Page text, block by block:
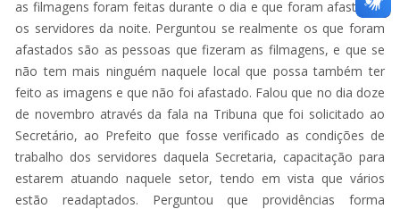
as filmagens foram feitas durante o dia e que foram afastados
os servidores da noite. Perguntou se realmente os que foram
afastados são as pessoas que fizeram as filmagens, e que se
não tem mais ninguém naquele local que possa também ter
feito as imagens e que não foi afastado. Falou que no dia doze
de novembro através da fala na Tribuna que foi solicitado ao
Secretário, ao Prefeito que fosse verificado as condições de
trabalho dos servidores daquela Secretaria, capacitação para
estarem atuando naquele setor, tendo em vista que vários
estão readaptados. Perguntou que providências forma